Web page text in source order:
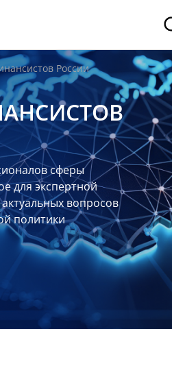
России
сферы
для экспертной
вопросов
политики